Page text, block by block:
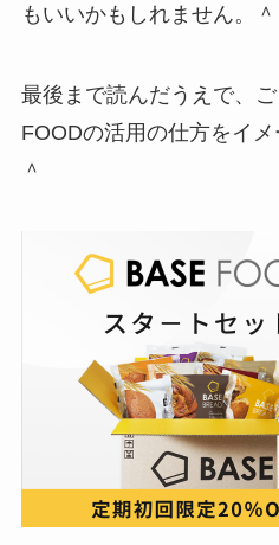
もいいかもしれません。＾
最後まで読んだうえで、
FOODの活用の仕方をイ
＾